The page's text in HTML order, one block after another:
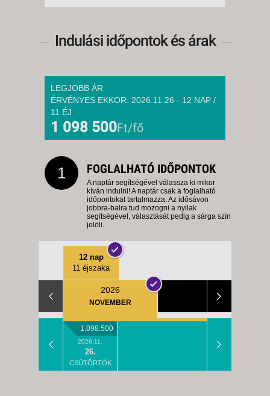
Indulási időpontok és árak
LEGJOBB ÁR
ÉRVÉNYES EKKOR: 2026.11.26 - 12 NAP /
11 ÉJ
1 098 500Ft/fő
1 FOGLALHATÓ IDŐPONTOK
A naptár segítségével válassza ki mikor
kíván indulni! A naptár csak a foglalható
időpontokat tartalmazza. Az idősávon
jobbra-balra tud mozogni a nyilak
segítségével, választását pedig a sárga szín
jelöli.
12 nap
11 éjszaka
2026
NOVEMBER
1.098.500
2026.11.
26.
CSÜTÖRTÖK